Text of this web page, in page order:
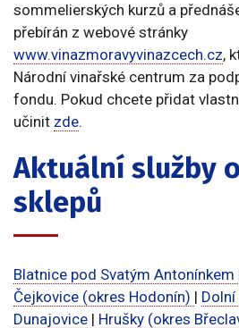
sommelierských kurzů a
přebírán z webové stránky
www.vinazmoravyvinazcech.cz,
Národní vinařské centrum za
fondu. Pokud chcete přidat
učinit zde.
Aktuální služby
sklepů
Blatnice pod Svatým Antonínkem
Čejkovice (okres Hodonín) |
Dunajovice | Hrušky (okres